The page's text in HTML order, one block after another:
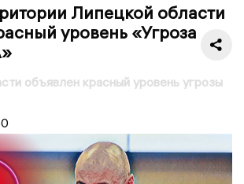
Липецкой области
уровень «Угроза
объявлен красный уровень угрозы